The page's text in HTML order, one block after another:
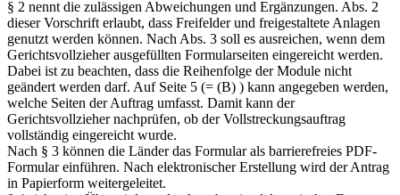
§ 2 nennt die zulässigen Abweichungen und Ergänzungen. Abs. 2
dieser Vorschrift erlaubt, dass Freifelder und freigestaltete Anlagen
genutzt werden können. Nach Abs. 3 soll es ausreichen, wenn dem
Gerichtsvollzieher ausgefüllten Formularseiten eingereicht werden.
Dabei ist zu beachten, dass die Reihenfolge der Module nicht
geändert werden darf. Auf Seite 5 (= (B) ) kann angegeben werden,
welche Seiten der Auftrag umfasst. Damit kann der
Gerichtsvollzieher nachprüfen, ob der Vollstreckungsauftrag
vollständig eingereicht wurde.
Nach § 3 können die Länder das Formular als barrierefreies PDF-
Formular einführen. Nach elektronischer Erstellung wird der Antrag
in Papierform weitergeleitet.